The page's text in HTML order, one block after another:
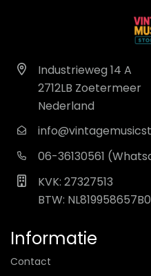
Industrieweg 14 A
2712LB Zoetermeer
Nederland
06-36130561
KVK: 27327513
BTW:
Informatie
Contact